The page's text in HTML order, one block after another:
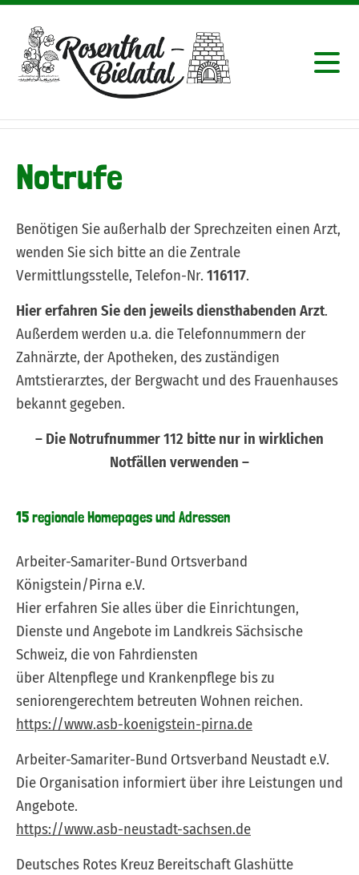
Notrufe
Benötigen Sie außerhalb der Sprechzeiten einen Arzt,
wenden Sie sich bitte an die Zentrale
Vermittlungsstelle, Telefon-Nr. 116117.
Hier erfahren Sie den jeweils diensthabenden Arzt.
Außerdem werden u.a. die Telefonnummern der
Zahnärzte, der Apotheken, des zuständigen
Amtstierarztes, der Bergwacht und des Frauenhauses
bekannt gegeben.
– Die Notrufnummer 112 bitte nur in wirklichen
Notfällen verwenden –
15 regionale Homepages und Adressen
Arbeiter-Samariter-Bund Ortsverband
Königstein/Pirna e.V.
Hier erfahren Sie alles über die Einrichtungen,
Dienste und Angebote im Landkreis Sächsische
Schweiz, die von Fahrdiensten
über Altenpflege und Krankenpflege bis zu
seniorengerechtem betreuten Wohnen reichen.
https://www.asb-koenigstein-pirna.de
Arbeiter-Samariter-Bund Ortsverband Neustadt e.V.
Die Organisation informiert über ihre Leistungen und
Angebote.
https://www.asb-neustadt-sachsen.de
Deutsches Rotes Kreuz Bereitschaft Glashütte